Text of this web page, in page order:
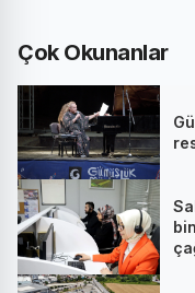
Çok Okunanlar